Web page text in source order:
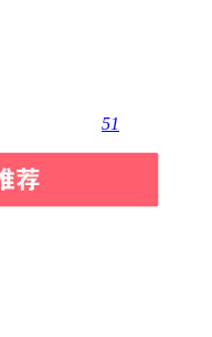
51